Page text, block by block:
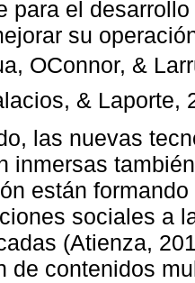
para el
su
OConnor, &
& Laporte,
las nuevas
inmersas
están
sociales a
(Atienza,
de contenidos